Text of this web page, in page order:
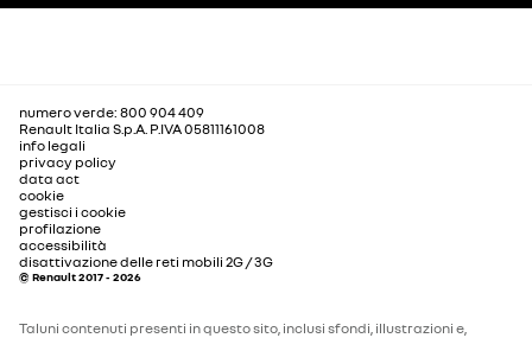
numero verde: 800 904 409
Renault Italia S.p.A. P.IVA 05811161008
info legali
privacy policy
data act
cookie
gestisci i cookie
profilazione
accessibilità
disattivazione delle reti mobili 2G / 3G
© Renault 2017 - 2026
Taluni contenuti presenti in questo sito, inclusi sfondi, illustrazioni e,